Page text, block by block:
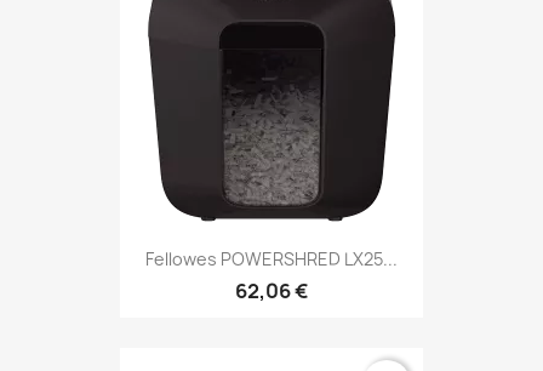
Fellowes POWERSHRED LX25...
62,06 €